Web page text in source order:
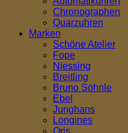
Chronographen
Quarzuhren
Marken
Schöne Atelier
Fope
Niessing
Breitling
Bruno Söhnle
Ebel
Junghans
Longines
Oris